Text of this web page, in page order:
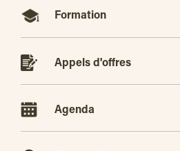
Formation
Appels d'offres
Agenda